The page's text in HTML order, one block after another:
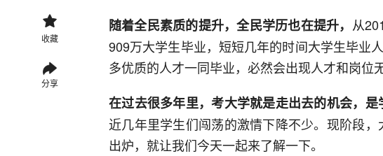
收藏
分享
随着全民素质的提升，全民学历也在提升， 从
909万大学生毕业，短短几年的时间大学生毕业
多优质的人才一同毕业，必然会出现人才和岗位
在过去很多年里，考大学就是走出去的机会，
近几年里学生们闯荡的激情下降不少。现阶段
出炉，就让我们今天一起来了解一下。